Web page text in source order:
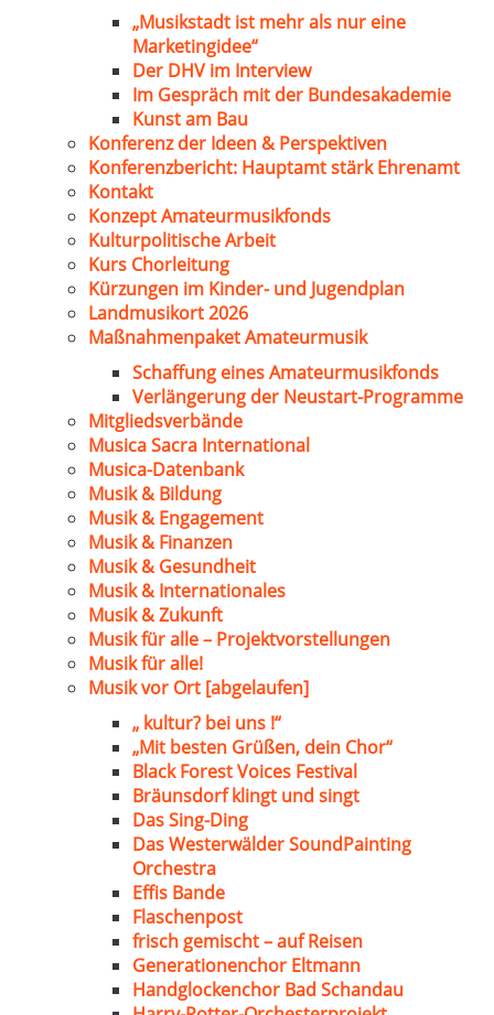
„Musikstadt ist mehr als nur eine
Marketingidee“
Der DHV im Interview
Im Gespräch mit der Bundesakademie
Kunst am Bau
Konferenz der Ideen & Perspektiven
Konferenzbericht: Hauptamt stärk Ehrenamt
Kontakt
Konzept Amateurmusikfonds
Kulturpolitische Arbeit
Kurs Chorleitung
Kürzungen im Kinder- und Jugendplan
Landmusikort 2026
Maßnahmenpaket Amateurmusik
Schaffung eines Amateurmusikfonds
Verlängerung der Neustart-Programme
Mitgliedsverbände
Musica Sacra International
Musica-Datenbank
Musik & Bildung
Musik & Engagement
Musik & Finanzen
Musik & Gesundheit
Musik & Internationales
Musik & Zukunft
Musik für alle – Projektvorstellungen
Musik für alle!
Musik vor Ort [abgelaufen]
„ kultur? bei uns !“
„Mit besten Grüßen, dein Chor“
Black Forest Voices Festival
Bräunsdorf klingt und singt
Das Sing-Ding
Das Westerwälder SoundPainting
Orchestra
Effis Bande
Flaschenpost
frisch gemischt – auf Reisen
Generationenchor Eltmann
Handglockenchor Bad Schandau